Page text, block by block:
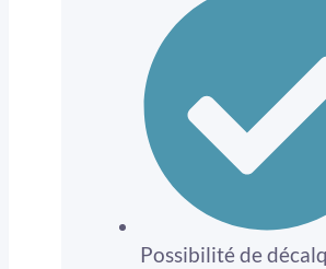
Possibilité de